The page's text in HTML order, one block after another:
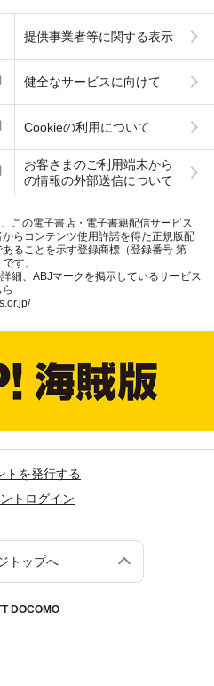
提供事業者等に関する表示
健全なサービスに向けて
Cookieの利用について
お客さまのご利用端末から
の情報の外部送信について
この電子書店・電子書籍配信サービス
らコンテンツ使用許諾を得た正規版配
ることを示す登録商標（登録番号 第
す。
細、ABJマークを掲示しているサービス
トを発行する
トログイン
トップへ
DOCOMO